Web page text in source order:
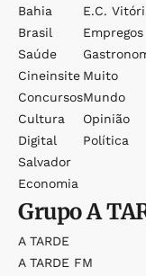
Bahia
Brasil
Saúde
Cineinsite
Concursos
Cultura
Digital
Salvador
Economia
E.c.
Empregos
Muito
Mundo
Opinião
Política
GrupoA
A TARDE
A TARDE FM